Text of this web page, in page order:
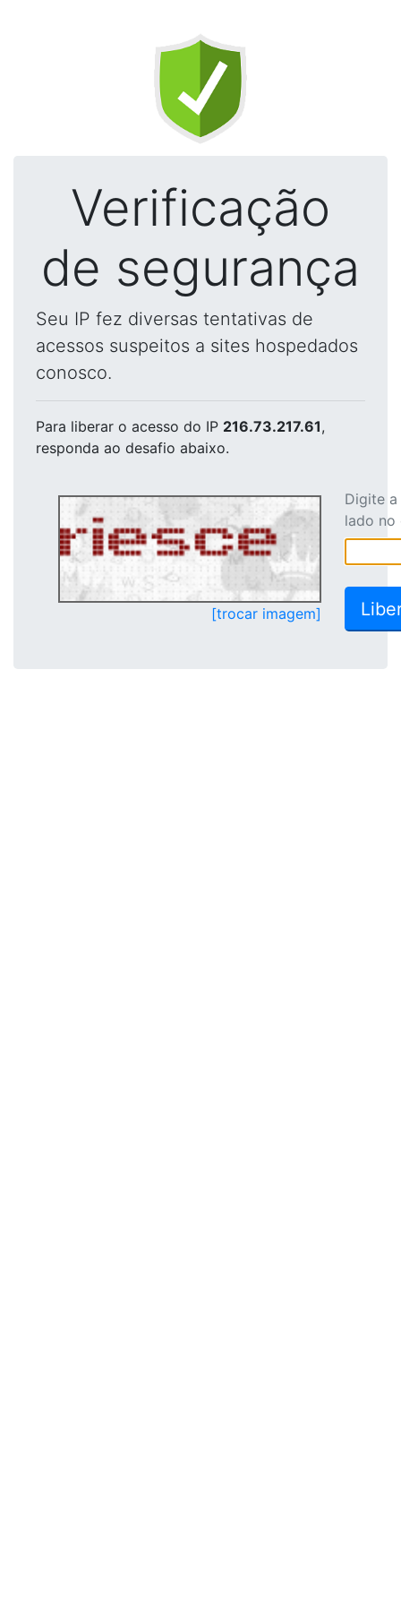
Verificação
de segurança
Seu IP fez diversas tentativas de
acessos suspeitos a sites hospedados
conosco.
Para liberar o acesso do IP 216.73.217.61,
responda ao desafio abaixo.
[trocar imagem]
Digite
lado no